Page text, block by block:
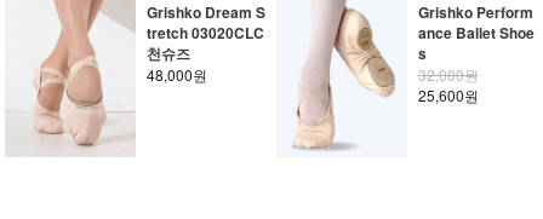
Grishko Dream S
tretch 03020CLC
천슈즈
48,000원
Grishko Perform
ance Ballet Shoe
s
32,000원
25,600원